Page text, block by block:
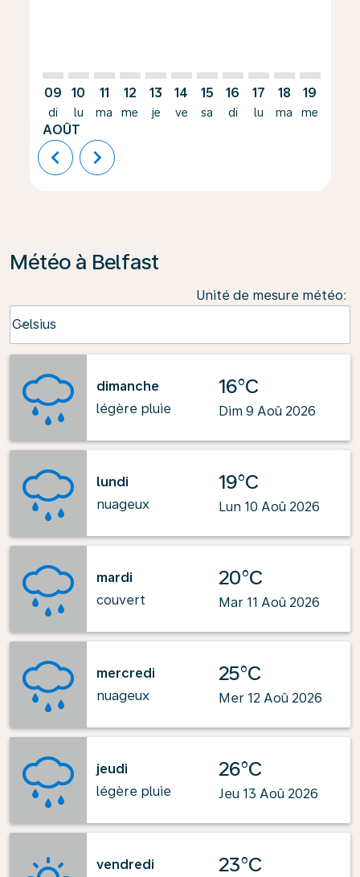
09
di
AOÛT
10
lu
11
ma
12
me
13
je
14
ve
15
sa
16
di
17
lu
18
ma
19
me
chevron_left chevron_right
Météo à Belfast
Unité de mesure météo:
Celsius
keyboard_arrow_down
dimanche
légère pluie
16°C
Dim 9 Aoû 2026
lundi
nuageux
19°C
Lun 10 Aoû 2026
mardi
couvert
20°C
Mar 11 Aoû 2026
mercredi
nuageux
25°C
Mer 12 Aoû 2026
jeudi
légère pluie
26°C
Jeu 13 Aoû 2026
vendredi
23°C